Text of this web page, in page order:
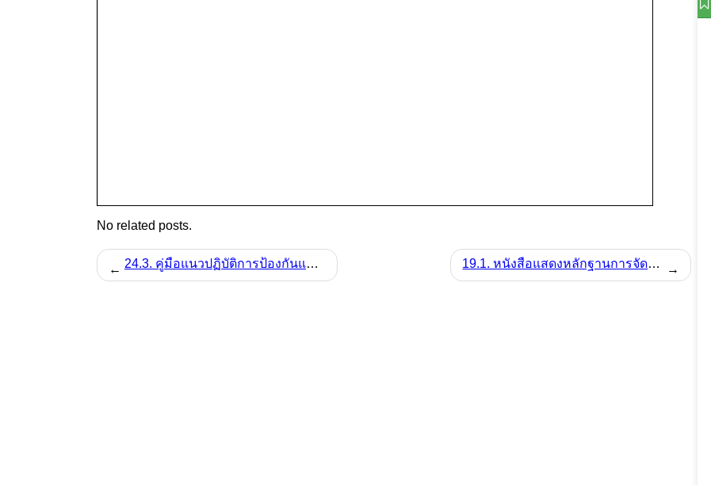
No related posts.
← 24.3. คู่มือแนวปฏิบัติการป้องกันและแก้ไขปัญหาการล่วงละเมิดหรือคุกคามทางเพศในการทำงานของหน่วยงาน 19.1. หนังสือแสดงหลักฐานการจัดการประชุมเพื่อวิเคราะห์ความเสี่ยงเกี่ยวกับผลประโยชน์ทับซ้อนของหน่วยงาน →